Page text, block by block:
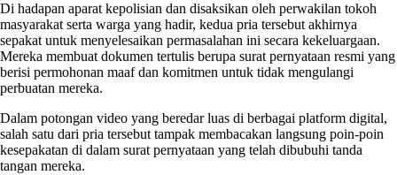
Di hadapan aparat kepolisian dan disaksikan oleh perwakilan tokoh
masyarakat serta warga yang hadir, kedua pria tersebut akhirnya
sepakat untuk menyelesaikan permasalahan ini secara kekeluargaan.
Mereka membuat dokumen tertulis berupa surat pernyataan resmi yang
berisi permohonan maaf dan komitmen untuk tidak mengulangi
perbuatan mereka.
Dalam potongan video yang beredar luas di berbagai platform digital,
salah satu dari pria tersebut tampak membacakan langsung poin-poin
kesepakatan di dalam surat pernyataan yang telah dibubuhi tanda
tangan mereka.